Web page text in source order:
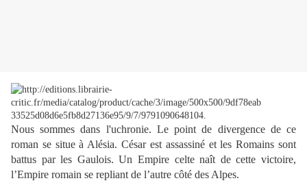
Nous sommes dans l'uchronie. Le point de divergence de ce
roman se situe à Alésia. César est assassiné et les Romains sont
battus par les Gaulois. Un Empire celte naît de cette victoire,
l’Empire romain se repliant de l’autre côté des Alpes.